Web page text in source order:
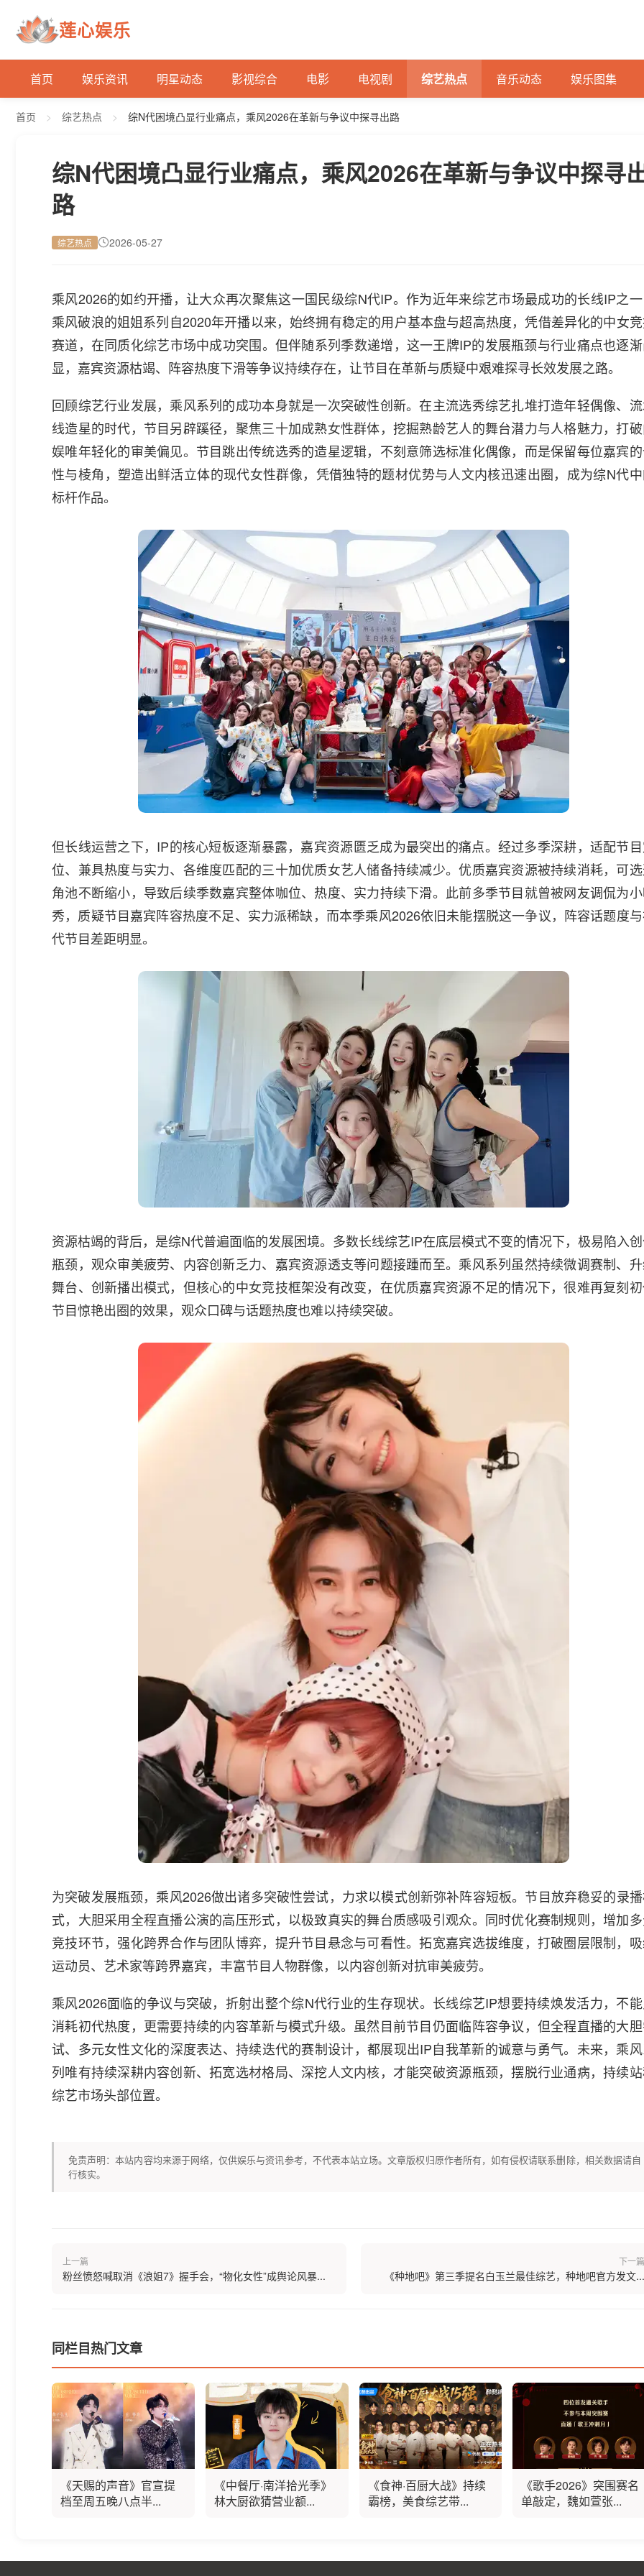
莲心娱乐
首页 娱乐资讯 明星动态 影视综合 电影 电视剧 综艺热点 音乐动态 娱乐图集
首页 > 综艺热点 > 综N代困境凸显行业痛点，乘风2026在革新与争议中探寻出路
综N代困境凸显行业痛点，乘风2026在革新与争议中探寻
路
综艺热点 2026-05-27
乘风2026的如约开播，让大众再次聚焦这一国民级综N代IP。作为近年来综艺市场最成功的长线IP之
乘风破浪的姐姐系列自2020年开播以来，始终拥有稳定的用户基本盘与超高热度，凭借差异化的中女
赛道，在同质化综艺市场中成功突围。但伴随系列季数递增，这一王牌IP的发展瓶颈与行业痛点也逐
显，嘉宾资源枯竭、阵容热度下滑等争议持续存在，让节目在革新与质疑中艰难探寻长效发展之路。
回顾综艺行业发展，乘风系列的成功本身就是一次突破性创新。在主流选秀综艺扎堆打造年轻偶像、
线造星的时代，节目另辟蹊径，聚焦三十加成熟女性群体，挖掘熟龄艺人的舞台潜力与人格魅力，打
娱唯年轻化的审美偏见。节目跳出传统选秀的造星逻辑，不刻意筛选标准化偶像，而是保留每位嘉宾
性与棱角，塑造出鲜活立体的现代女性群像，凭借独特的题材优势与人文内核迅速出圈，成为综N代
标杆作品。
但长线运营之下，IP的核心短板逐渐暴露，嘉宾资源匮乏成为最突出的痛点。经过多季深耕，适配节
位、兼具热度与实力、各维度匹配的三十加优质女艺人储备持续减少。优质嘉宾资源被持续消耗，可
角池不断缩小，导致后续季数嘉宾整体咖位、热度、实力持续下滑。此前多季节目就曾被网友调侃为
秀，质疑节目嘉宾阵容热度不足、实力派稀缺，而本季乘风2026依旧未能摆脱这一争议，阵容话题度
代节目差距明显。
资源枯竭的背后，是综N代普遍面临的发展困境。多数长线综艺IP在底层模式不变的情况下，极易陷入
瓶颈，观众审美疲劳、内容创新乏力、嘉宾资源透支等问题接踵而至。乘风系列虽然持续微调赛制、
舞台、创新播出模式，但核心的中女竞技框架没有改变，在优质嘉宾资源不足的情况下，很难再复刻
节目惊艳出圈的效果，观众口碑与话题热度也难以持续突破。
为突破发展瓶颈，乘风2026做出诸多突破性尝试，力求以模式创新弥补阵容短板。节目放弃稳妥的录
式，大胆采用全程直播公演的高压形式，以极致真实的舞台质感吸引观众。同时优化赛制规则，增加
竞技环节，强化跨界合作与团队博弈，提升节目悬念与可看性。拓宽嘉宾选拔维度，打破圈层限制，
运动员、艺术家等跨界嘉宾，丰富节目人物群像，以内容创新对抗审美疲劳。
乘风2026面临的争议与突破，折射出整个综N代行业的生存现状。长线综艺IP想要持续焕发活力，不
消耗初代热度，更需要持续的内容革新与模式升级。虽然目前节目仍面临阵容争议，但全程直播的大
试、多元女性文化的深度表达、持续迭代的赛制设计，都展现出IP自我革新的诚意与勇气。未来，乘
列唯有持续深耕内容创新、拓宽选材格局、深挖人文内核，才能突破资源瓶颈，摆脱行业通病，持续
综艺市场头部位置。
免责声明：本站内容均来源于网络，仅供娱乐与资讯参考，不代表本站立场。文章版权归原作者所有，如有侵权请联系删除，相关数据请自
行核实。
上一篇
粉丝愤怒喊取消《浪姐7》握手会，“物化女性”成舆论风暴...
下一篇
《种地吧》第三季提名白玉兰最佳综艺，种地吧官方发文...
同栏目热门文章
《天赐的声音》官宣提
档至周五晚八点半...
《中餐厅·南洋拾光季》
林大厨欲猜营业额...
《食神·百厨大战》持续
霸榜，美食综艺带...
《歌手2026》突围赛名
单敲定，魏如萱张...